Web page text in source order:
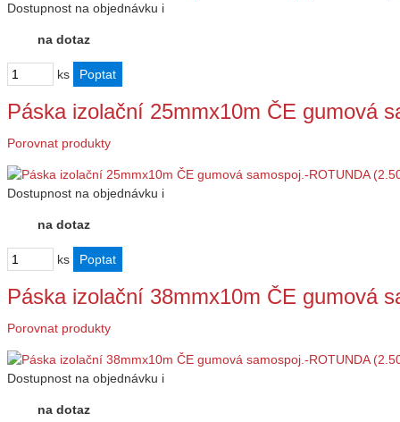
Dostupnost na objednávku i
na dotaz
ks
Páska izolační 25mmx10m ČE gumová
Porovnat produkty
Dostupnost na objednávku i
na dotaz
ks
Páska izolační 38mmx10m ČE gumová
Porovnat produkty
Dostupnost na objednávku i
na dotaz